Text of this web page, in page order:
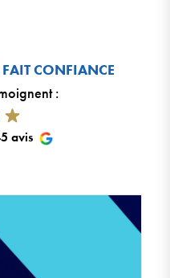
CONFIANCE
:
avis